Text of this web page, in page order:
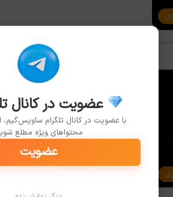
2022-01-07
می‌خواهند؟
در ادامه به انتظارات طرفداران در
عضویت در کانال
با عضویت در کانال تلگرام ساویس‌گیم،
محتواهای ویژه مطلع
عضویت